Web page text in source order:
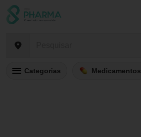
Categorias Medicamentos